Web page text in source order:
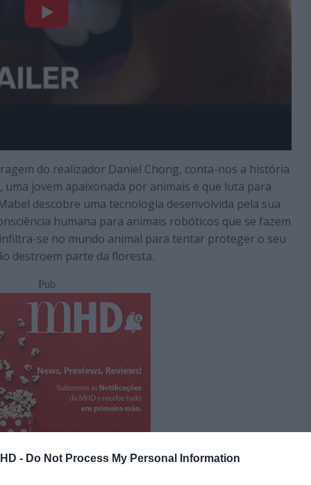
- Do Not Process My Personal Information
do realizador Daniel Chong, conta-nos a história
uma jovem apaixonada por animais e que luta para
descobre uma tecnologia desenvolvida pela sua
humana para animais robóticos que se fazem
se no mundo animal para tentar proteger o seu
destroem parte da floresta.
Pub